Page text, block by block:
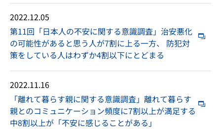
2022.12.05
第11回「日本人の不安に関する意識調査」治安悪化
の可能性があると思う人が7割に上る一方、 防犯対
策をしている人はわずか4割以下にとどまる
2022.11.16
「離れて暮らす親に関する意識調査」離れて暮らす
親とのコミュニケーション頻度に7割以上が満足する
中8割以上が「不安に感じることがある」